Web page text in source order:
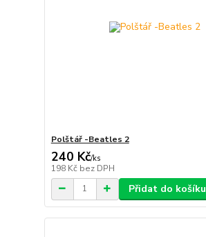
Polštář -Beatles 2
240 Kč/ks
198 Kč bez DPH
Přidat do košíku